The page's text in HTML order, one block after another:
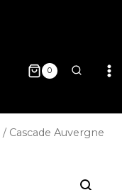
0
/ Cascade Auvergne